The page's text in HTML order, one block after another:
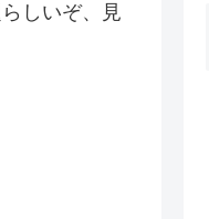
しいぞ、見